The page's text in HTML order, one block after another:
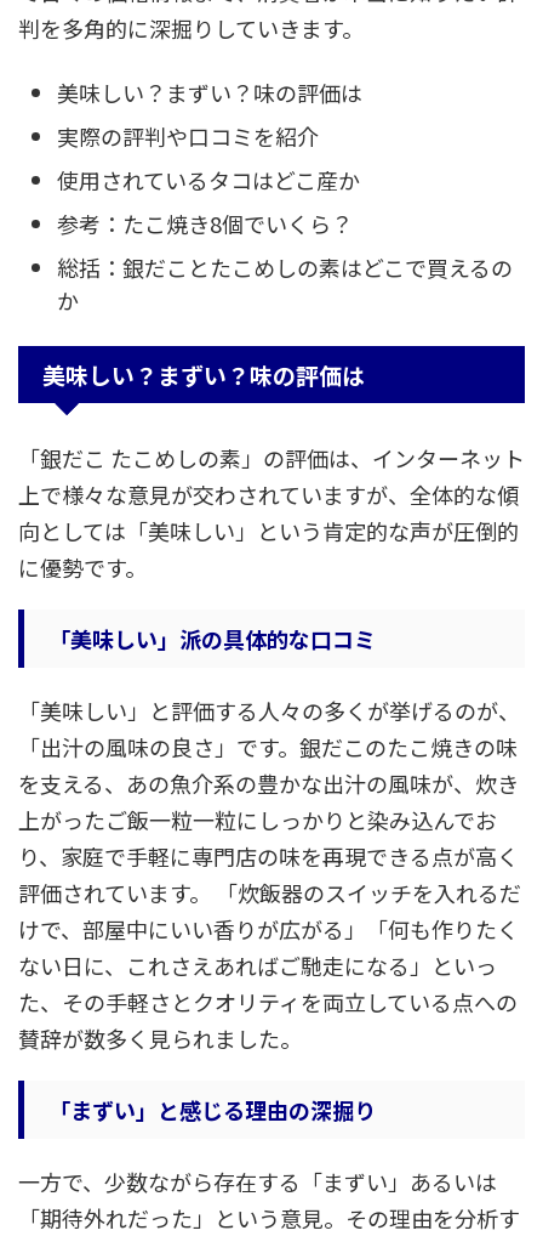
判を多角的に深掘りしていきます。
美味しい？まずい？味の評価は
実際の評判や口コミを紹介
使用されているタコはどこ産か
参考：たこ焼き8個でいくら？
総括：銀だことたこめしの素はどこで買えるの
か
美味しい？まずい？味の評価は
「銀だこ たこめしの素」の評価は、インターネット
上で様々な意見が交わされていますが、全体的な傾
向としては「美味しい」という肯定的な声が圧倒的
に優勢です。
「美味しい」派の具体的な口コミ
「美味しい」と評価する人々の多くが挙げるのが、
「出汁の風味の良さ」です。銀だこのたこ焼きの味
を支える、あの魚介系の豊かな出汁の風味が、炊き
上がったご飯一粒一粒にしっかりと染み込んでお
り、家庭で手軽に専門店の味を再現できる点が高く
評価されています。 「炊飯器のスイッチを入れるだ
けで、部屋中にいい香りが広がる」「何も作りたく
ない日に、これさえあればご馳走になる」といっ
た、その手軽さとクオリティを両立している点への
賛辞が数多く見られました。
「まずい」と感じる理由の深掘り
一方で、少数ながら存在する「まずい」あるいは
「期待外れだった」という意見。その理由を分析す